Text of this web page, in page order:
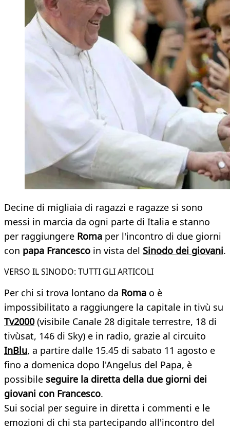
Decine di migliaia di ragazzi e ragazze si sono
messi in marcia da ogni parte di Italia e stanno
per raggiungere Roma per l'incontro di due giorni
con papa Francesco in vista del Sinodo dei giovani.
VERSO IL SINODO: TUTTI GLI ARTICOLI
Per chi si trova lontano da Roma o è
impossibilitato a raggiungere la capitale in tivù su
Tv2000(visibile Canale 28 digitale terrestre, 18 di
tivùsat, 146 di Sky) e in radio, grazie al circuito
InBlu, a partire dalle 15.45 di sabato 11 agosto e
fino a domenica dopo l'Angelus del Papa, è
possibile seguire la diretta della due giorni dei
giovani con Francesco.
Sui social per seguire in diretta i commenti e le
emozioni di chi sta partecipando all'incontro del